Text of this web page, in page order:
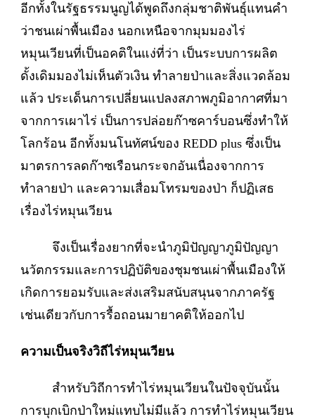
อีกทั้งในรัฐธรรมนูญได้พูดถึงกลุ่มชาติพันธุ์แทนคำ
ว่าชนเผ่าพื้นเมือง นอกเหนือจากมุมมองไร่
หมุนเวียนที่เป็นอคติในแง่ที่ว่า เป็นระบบการผลิต
ดั้งเดิมมองไม่เห็นตัวเงิน ทำลายป่าและสิ่งแวดล้อม
แล้ว ประเด็นการเปลี่ยนแปลงสภาพภูมิอากาศที่มา
จากการเผาไร่ เป็นการปล่อยก๊าซคาร์บอนซึ่งทำให้
โลกร้อน อีกทั้งมนโนทัศน์ของ REDD plus ซึ่งเป็น
มาตรการลดก๊าซเรือนกระจกอันเนื่องจากการ
ทำลายป่า และความเสื่อมโทรมของป่า ก็ปฏิเสธ
เรื่องไร่หมุนเวียน
จึงเป็นเรื่องยากที่จะนำภูมิปัญญาภูมิปัญญา
นวัตกรรมและการปฏิบัติของชุมชนเผ่าพื้นเมืองให้
เกิดการยอมรับและส่งเสริมสนับสนุนจากภาครัฐ
เช่นเดียวกับการรื้อถอนมายาคติให้ออกไป
ความเป็นจริงวิถีไร่หมุนเวียน
สำหรับวิถีการทำไร่หมุนเวียนในปัจจุบันนั้น
การบุกเบิกป่าใหม่แทบไม่มีแล้ว การทำไร่หมุนเวียน